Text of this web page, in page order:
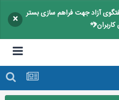
آزاد جهت فراهم سازی بستر
×